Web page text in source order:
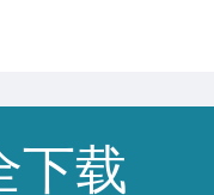
下载